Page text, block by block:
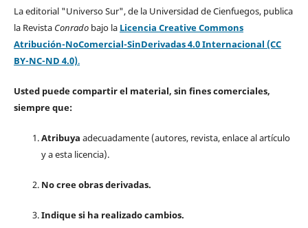
La editorial "Universo Sur", de la Universidad de Cienfuegos, publica
la Revista Conradobajo la Licencia Creative Commons
Atribución-NoComercial-SinDerivadas 4.0 Internacional (CC
BY-NC-ND 4.0).
Usted puede compartir el material, sin fines comerciales,
siempre que:
Atribuya adecuadamente (autores, revista, enlace al artículo
y a esta licencia).
No cree obras derivadas.
Indique si ha realizado cambios.